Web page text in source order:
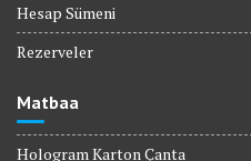
Hesap Sümeni
Rezerveler
Matbaa
Hologram Karton Çanta